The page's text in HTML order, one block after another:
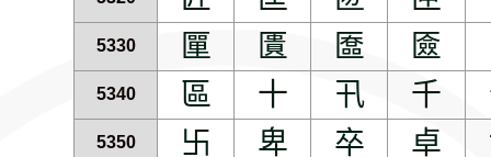
5330 匰 匱 匲 匳
5340 區 十 卂 千
5350 卐 卑 卒 卓